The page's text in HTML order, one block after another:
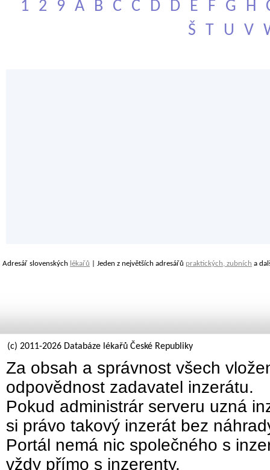
1 2 9 A B C Č D Ď E F G H
Š
T U V
Adresář slovenských lékařů | Jeden z největších adresářů praktických, zubních a
(c) 2011-2026 Databáze lékařů České Republiky
Za obsah a správnost všech
odpovědnost zadavatel inzerátu.
Pokud administrár serveru uzná
si právo takový inzerát bez
Portál nemá nic společného s
vždy přímo s inzerenty.